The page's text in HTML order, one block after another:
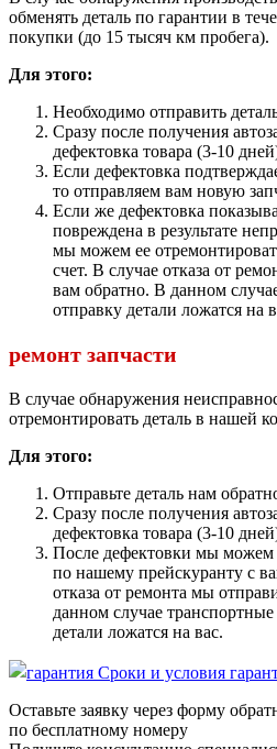
обменять деталь по гарантии в
покупки (до 15 тысяч км пробега).
Для этого:
Необходимо отправить
Сразу после получения
дефектовка товара (3-10
Если дефектовка
то отправляем вам новую
Если же дефектовка
повреждена в результате
мы можем ее
счет. В случае отказа от
вам обратно. В данном
отправку детали ложатся на
ремонт запчасти
В случае обнаружения
отремонтировать деталь в нашей
Для этого:
Отправьте деталь нам
Сразу после получения
дефектовка товара (3-10
После дефектовки мы можем
по нашему прейскуранту с
отказа от ремонта мы
данном случае
детали ложатся на вас.
Сроки и условия
Оставьте заявку через форму
по бесплатному номеру